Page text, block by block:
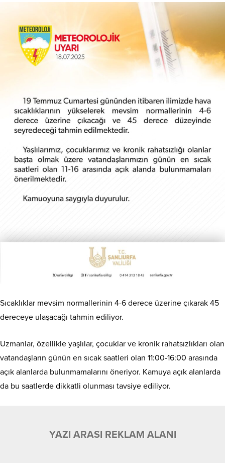
Sıcaklıklar mevsim normallerinin 4-6 derece üzerine çıkarak 45
dereceye ulaşacağı tahmin ediliyor.
Uzmanlar, özellikle yaşlılar, çocuklar ve kronik rahatsızlıkları olan
vatandaşların günün en sıcak saatleri olan 11:00-16:00 arasında
açık alanlarda bulunmamalarını öneriyor. Kamuya açık alanlarda
da bu saatlerde dikkatli olunması tavsiye ediliyor.
YAZI ARASI REKLAM ALANI